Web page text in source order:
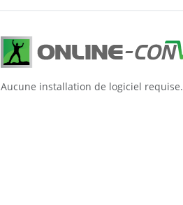
Aucune installation de logiciel requise.